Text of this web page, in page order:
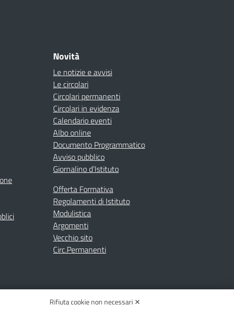
Novità
Le notizie e avvisi
Le circolari
Circolari permanenti
Circolari in evidenza
Calendario eventi
Albo online
Documento Programmatico
Avviso pubblico
Giornalino d’Istituto
Offerta Formativa
Regolamenti di Istituto
Modulistica
Argomenti
Vecchio sito
Circ.Permanenti
Rifiuta cookie non necessari ✕